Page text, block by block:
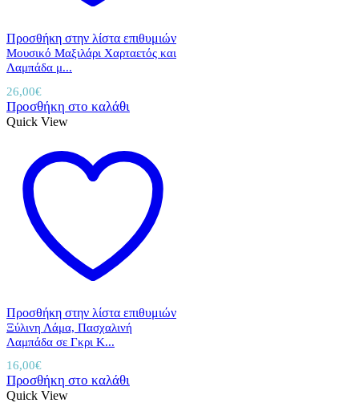
Προσθήκη στην λίστα επιθυμιών
Μουσικό Μαξιλάρι Χαρταετός και
Λαμπάδα μ...
26,00€
Προσθήκη στο καλάθι
Quick View
Προσθήκη στην λίστα επιθυμιών
Ξύλινη Λάμα, Πασχαλινή
Λαμπάδα σε Γκρι Κ...
16,00€
Προσθήκη στο καλάθι
Quick View